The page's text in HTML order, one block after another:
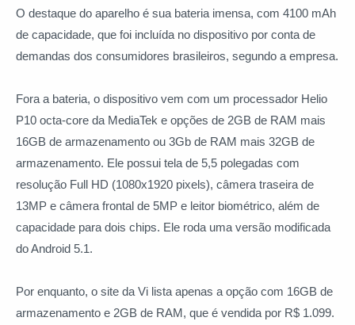
O destaque do aparelho é sua bateria imensa, com 4100 mAh
de capacidade, que foi incluída no dispositivo por conta de
demandas dos consumidores brasileiros, segundo a empresa.
Fora a bateria, o dispositivo vem com um processador Helio
P10 octa-core da MediaTek e opções de 2GB de RAM mais
16GB de armazenamento ou 3Gb de RAM mais 32GB de
armazenamento. Ele possui tela de 5,5 polegadas com
resolução Full HD (1080x1920 pixels), câmera traseira de
13MP e câmera frontal de 5MP e leitor biométrico, além de
capacidade para dois chips. Ele roda uma versão modificada
do Android 5.1.
Por enquanto, o site da Vi lista apenas a opção com 16GB de
armazenamento e 2GB de RAM, que é vendida por R$ 1.099.